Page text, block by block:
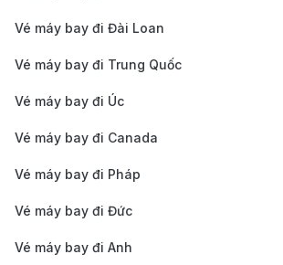
toán bảo mật như thẻ tín dụng, ví
khoản ngân hàng hoặc thanh toán
bạn linh hoạt khi giao dịch.
như bảo hiểm du lịch, chọn chỗ
ký gửi và dịch vụ đưa đón sân bay,
bị tốt nhất cho chuyến đi của mình.
Vé máy bay đi Đài Loan
Vé máy bay đi Trung Quốc
Vé máy bay đi Úc
Vé máy bay đi Canada
Vé máy bay đi Pháp
Vé máy bay đi Đức
Vé máy bay đi Anh